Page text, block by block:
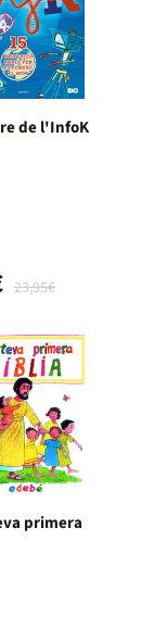
de l'InfoK
23,95€
primera